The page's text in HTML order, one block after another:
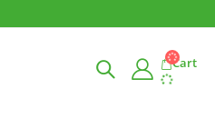
Cart